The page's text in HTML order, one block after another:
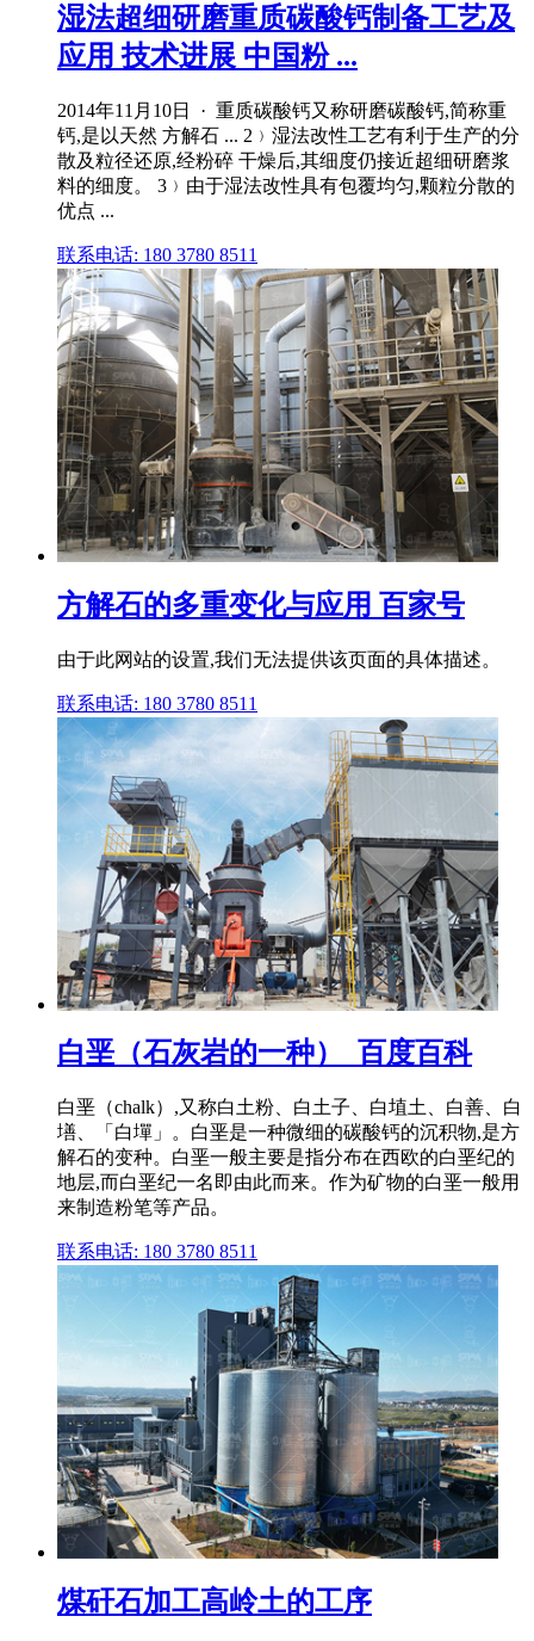
湿法超细研磨重质碳酸钙制备工艺及
应用 技术进展 中国粉 ...
2014年11月10日 · 重质碳酸钙又称研磨碳酸钙,简称重
钙,是以天然 方解石 ... 2﹚湿法改性工艺有利于生产的分
散及粒径还原,经粉碎 干燥后,其细度仍接近超细研磨浆
料的细度。 3﹚由于湿法改性具有包覆均匀,颗粒分散的
优点 ...
联系电话: 180 3780 8511
方解石的多重变化与应用 百家号
由于此网站的设置,我们无法提供该页面的具体描述。
联系电话: 180 3780 8511
白垩（石灰岩的一种）_百度百科
白垩（chalk）,又称白土粉、白土子、白埴土、白善、白
墡、「白墠」。白垩是一种微细的碳酸钙的沉积物,是方
解石的变种。白垩一般主要是指分布在西欧的白垩纪的
地层,而白垩纪一名即由此而来。作为矿物的白垩一般用
来制造粉笔等产品。
联系电话: 180 3780 8511
煤矸石加工高岭土的工序